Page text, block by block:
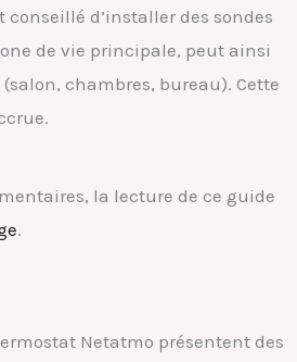
conseillé d’installer des sondes
de vie principale, peut ainsi
chambres, bureau). Cette
la lecture de ce guide
.
Netatmo présentent des